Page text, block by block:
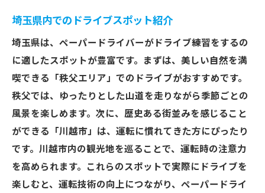
埼玉県内でのドライブスポット紹介
埼玉県は、ペーパードライバーがドライブ練習をするの
に適したスポットが豊富です。まずは、美しい自然を満
喫できる「秩父エリア」でのドライブがおすすめです。
秩父では、ゆったりとした山道を走りながら季節ごとの
風景を楽しめます。次に、歴史ある街並みを感じること
ができる「川越市」は、運転に慣れてきた方にぴったり
です。川越市内の観光地を巡ることで、運転時の注意力
を高められます。これらのスポットで実際にドライブを
楽しむと、運転技術の向上につながり、ペーパードライ